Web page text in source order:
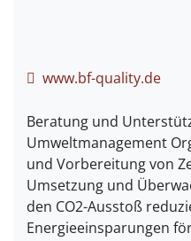
www.bf-quality.de
Beratung und
Umweltmanagement
und Vorbereitung von
Umsetzung und
den CO2-Ausstoß
Energieeinsparungen